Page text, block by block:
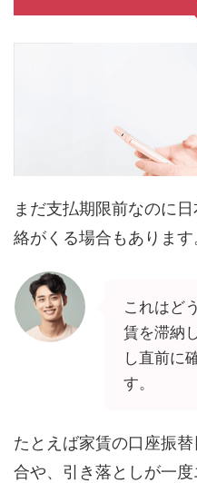
まだ支払期限前なのに
絡がくる場合もあります
これはど
賃を滞納
し直前に
す。
たとえば家賃の口座振
合や、引き落としが一